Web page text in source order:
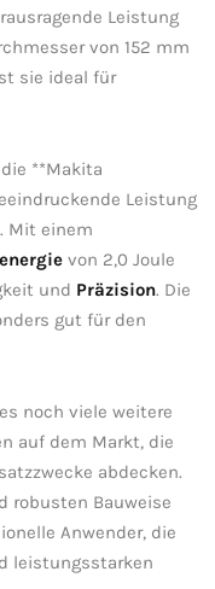
Leistung
von ⁤152⁢ mm
sie ideal für‍
**Makita‍
Leistung
‌Mit einem
energie ‌ von 2,0 Joule
und Präzision. Die
gut ⁣für⁢ den
‍noch viele weitere
auf ⁣dem‍ Markt, ‌die
abdecken.
robusten ‍Bauweise
⁣Anwender, die
⁢leistungsstarken